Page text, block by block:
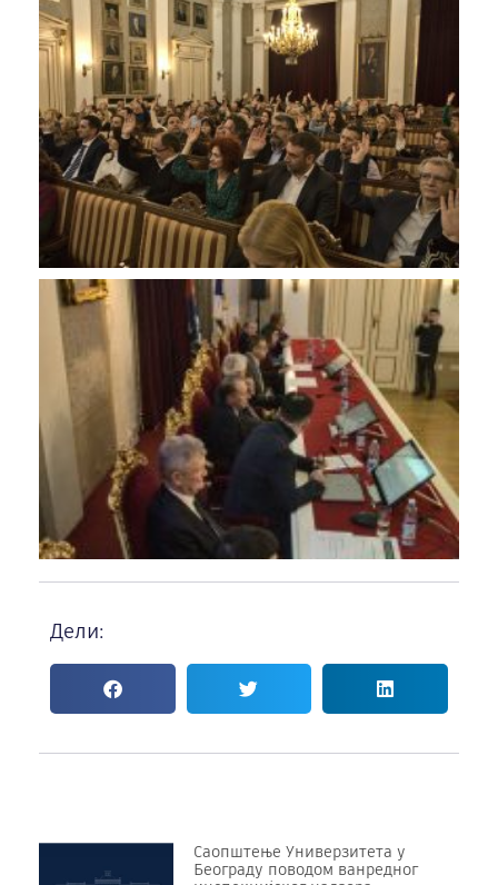
Дели:
Саопштење Универзитета у
Београду поводом ванредног